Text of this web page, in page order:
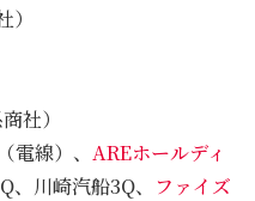
社）
線）、 AREホールディ
、川崎汽船3Q、 ファイズ